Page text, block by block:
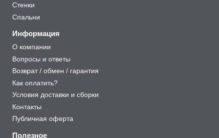
Стенки
Спальни
Информация
О компании
Вопросы и ответы
Возврат / обмен / гарантия
Как оплатить?
Условия доставки и сборки
Контакты
Публичная оферта
Полезное